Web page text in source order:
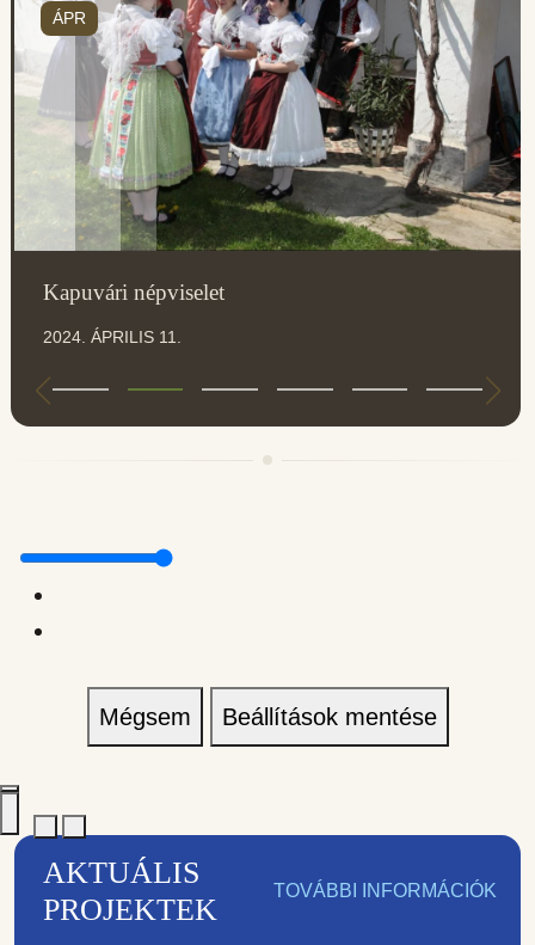
ÁPR
Kapuvári népviselet
2024. ÁPRILIS 11.
Mégsem Beállítások mentése
AKTUÁLIS
PROJEKTEK
TOVÁBBI INFORMÁCIÓK